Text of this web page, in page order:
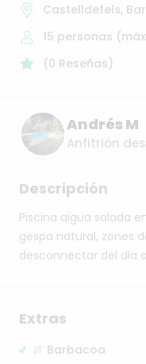
Castelldefels,
15 personas
(0 Reseñas)
Andrés M
Anfitrión
Descripción
Piscina aigua salada
gespa natural, zones
desconnectar del dia a
Extras
🍖 Barbacoa